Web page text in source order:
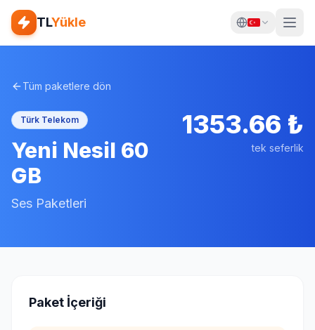
TLYükle
Tüm paketlere dön
Türk Telekom
Yeni Nesil 60
GB
Ses Paketleri
1353.66 ₺
tek seferlik
Paket İçeriği